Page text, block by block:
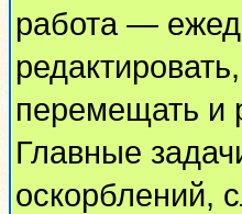
работа —
перемещать и
Главные
оскорблений,